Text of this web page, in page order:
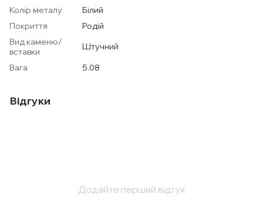
Колір металу
Білий
Покриття
Родій
Вид каменю/
вставки
Штучний
Вага
5.08
Відгуки
Додайте перший відгук